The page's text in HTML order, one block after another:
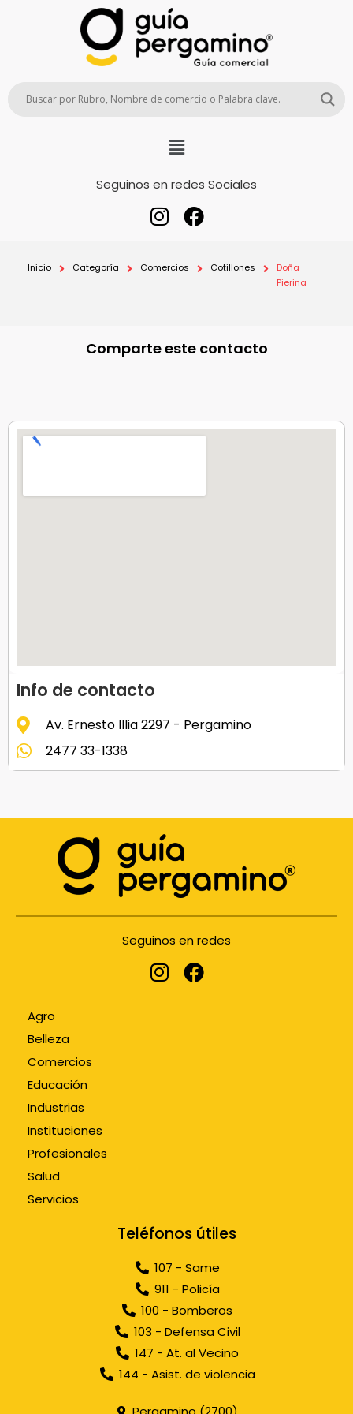
Seguinos en redes Sociales
Inicio Categoría Comercios Cotillones
Doña
Pierina
Comparte este contacto
Info de contacto
Av. Ernesto Illia 2297 - Pergamino
2477 33-1338
Seguinos en redes
Agro
Belleza
Comercios
Educación
Industrias
Instituciones
Profesionales
Salud
Servicios
Teléfonos útiles
107 - Same
911 - Policía
100 - Bomberos
103 - Defensa Civil
147 - At. al Vecino
144 - Asist. de violencia